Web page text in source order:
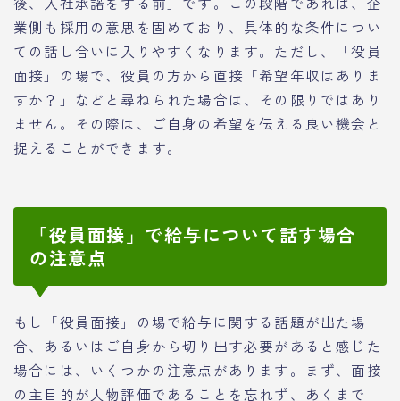
業側も採用の意思を固めており、具体的な条件につい
ての話し合いに入りやすくなります。ただし、「役員
面接」の場で、役員の方から直接「希望年収はありま
すか？」などと尋ねられた場合は、その限りではあり
ません。その際は、ご自身の希望を伝える良い機会と
捉えることができます。
「役員面接」で給与について話す場合
の注意点
もし「役員面接」の場で給与に関する話題が出た場
合、あるいはご自身から切り出す必要があると感じた
場合には、いくつかの注意点があります。まず、面接
の主目的が人物評価であることを忘れず、あくまで